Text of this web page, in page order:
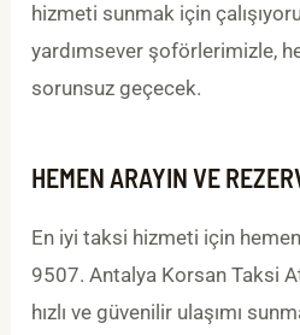
hizmeti sunmak için
yardımsever şoförlerimizle,
sorunsuz geçecek.
HEMEN ARAYIN VE
En iyi taksi hizmeti için
9507. Antalya Korsan Taksi
hızlı ve güvenilir ulaşımı